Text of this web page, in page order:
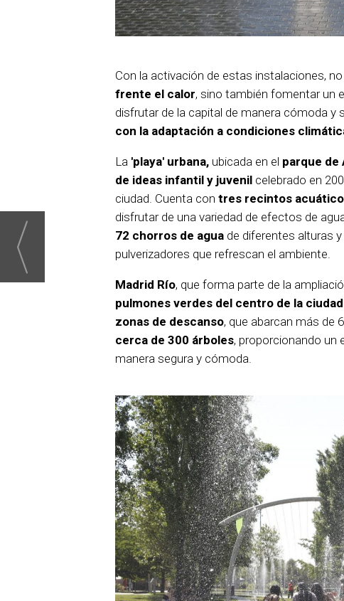
Con la activación de estas instalaciones,
frente el calor, sino también fomentar un
disfrutar de la capital de manera cómoda y
con la adaptación a condiciones
La 'playa' urbana, ubicada en el parque de
de ideas infantil y juvenil celebrado en
ciudad. Cuenta con tres recintos
disfrutar de una variedad de efectos de
72 chorros de agua de diferentes alturas y
pulverizadores que refrescan el ambiente.
Madrid Río, que forma parte de la
pulmones verdes del centro de la ciudad
zonas de descanso, que abarcan más de
cerca de 300 árboles, proporcionando un
manera segura y cómoda.